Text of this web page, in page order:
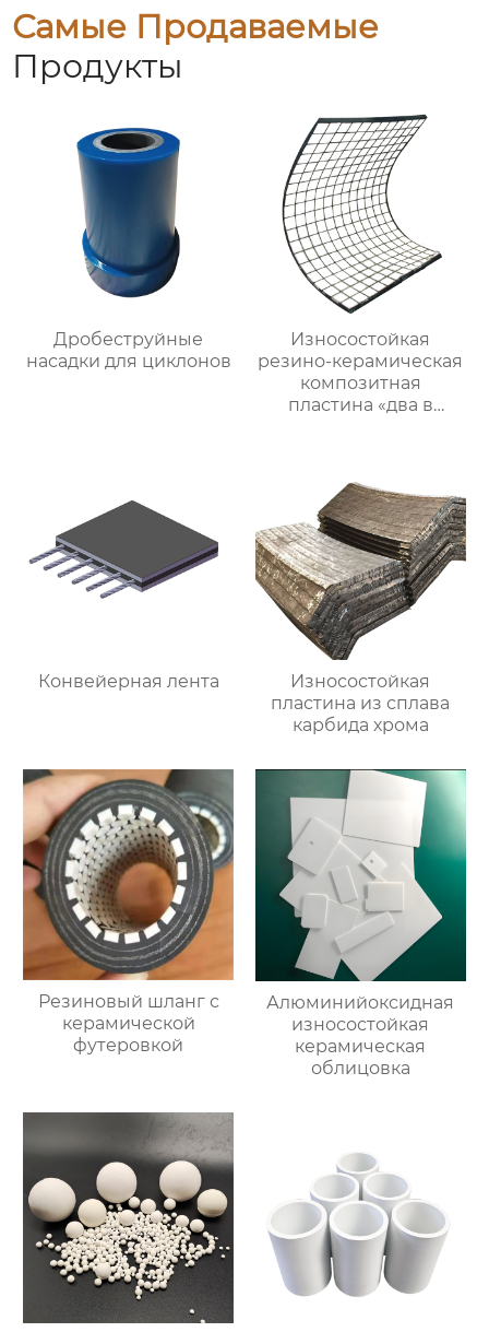
Самые Продаваемые
Продукты
Дробеструйные
насадки для циклонов
Износостойкая
резино-керамическая
композитная
пластина «два в
Конвейерная лента
Износостойкая
пластина из сплава
карбида хрома
Резиновый шланг с
керамической
футеровкой
Алюминийоксидная
износостойкая
керамическая
облицовка